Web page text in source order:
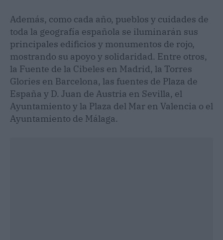
Además, como cada año, pueblos y cuidades de
toda la geografía española se iluminarán sus
principales edificios y monumentos de rojo,
mostrando su apoyo y solidaridad. Entre otros,
la Fuente de la Cibeles en Madrid, la Torres
Glories en Barcelona, las fuentes de Plaza de
España y D. Juan de Austria en Sevilla, el
Ayuntamiento y la Plaza del Mar en Valencia o el
Ayuntamiento de Málaga.